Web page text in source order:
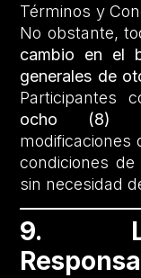
Términos y
No obstante,
cambio en el
generales de
Participantes
ocho (8)
modificaciones
condiciones
sin necesidad
9.